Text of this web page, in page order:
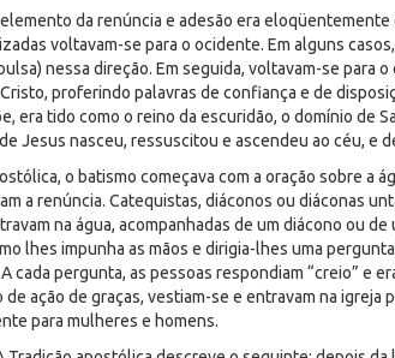
da renúncia e adesão era eloqüentemente
voltavam-se para o ocidente. Em alguns
nessa direção. Em seguida, voltavam-se para o
proferindo palavras de confiança e de
era tido como o reino da escuridão, o domínio de
Jesus nasceu, ressuscitou e ascendeu ao céu, e
o batismo começava com a oração sobre a
a renúncia. Catequistas, diáconos ou diáconas
na água, acompanhadas de um diácono ou de
lhes impunha as mãos e dirigia-lhes uma
cada pergunta, as pessoas respondiam “creio” e
ação de graças, vestiam-se e entravam na igreja
para mulheres e homens.